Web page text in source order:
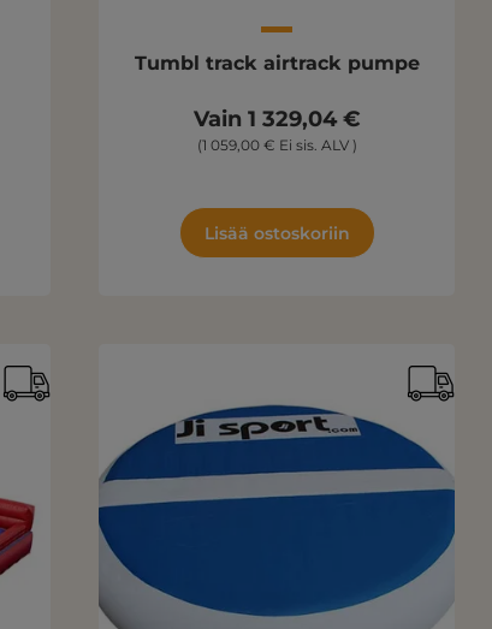
Tumbl track airtrack pumpe
Vain 1 329,04 €
(1 059,00 € Ei sis. ALV )
Lisää ostoskoriin